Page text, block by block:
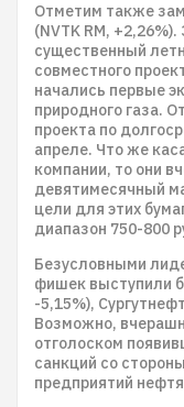
Отметим также
(NVTK RM,
существенный
совместного
начались первые
природного газа.
проекта по
апреле. Что же
компании, то они
девятимесячный
цели для этих
диапазон 750-800
Безусловными
фишек выступили
-5,15%),
Возможно,
отголоском
санкций со
предприятий